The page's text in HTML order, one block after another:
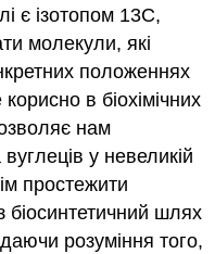
є ізотопом 13С,
молекули, які
положеннях
в біохімічних
нам
у невеликій
простежити
біосинтетичний шлях
розуміння того,